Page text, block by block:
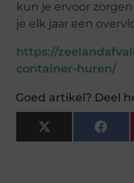
kun je ervoor
je elk jaar een
https://
container-huren/
Goed artikel? Deel
X
(Twitter)